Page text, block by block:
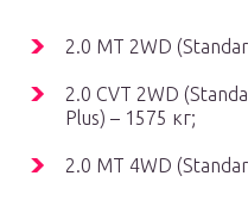
2.0 MT 2WD
2.0 CVT 2WD
Plus) – 1575 кг;
2.0 MT 4WD